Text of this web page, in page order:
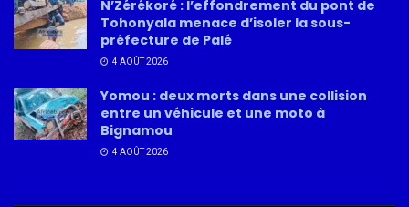
N’Zérékoré : l’effondrement du pont de
Tohonyala menace d’isoler la sous-
préfecture de Palé
4 AOÛT 2026
Yomou : deux morts dans une collision
entre un véhicule et une moto à
Bignamou
4 AOÛT 2026